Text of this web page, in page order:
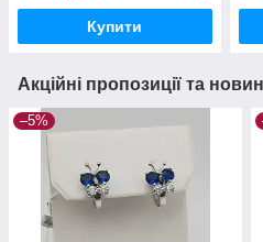
Купити
Акційні пропозиції та
–5%